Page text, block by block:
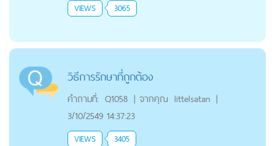
VIEWS 3065
วิธีการรักษาที่ถูกต้อง
คำถามที่: Q1058 | จากคุณ littelsatan |
3/10/2549 14:37:23
VIEWS 3405